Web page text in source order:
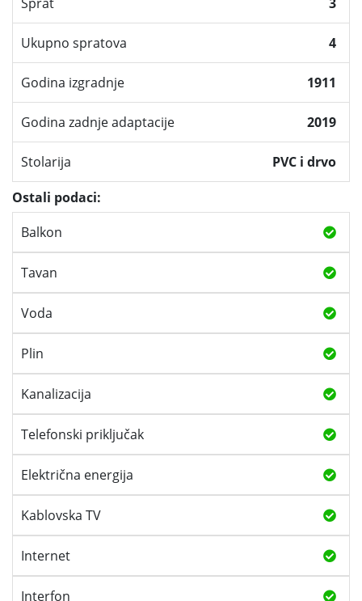
Ukupno spratova 4
Godina izgradnje 1911
Godina zadnje adaptacije 2019
Stolarija
PVC i drvo
Ostali podaci:
Balkon
Tavan
Voda
Plin
Kanalizacija
Telefonski priključak
Električna energija
Kablovska TV
Internet
Interfon